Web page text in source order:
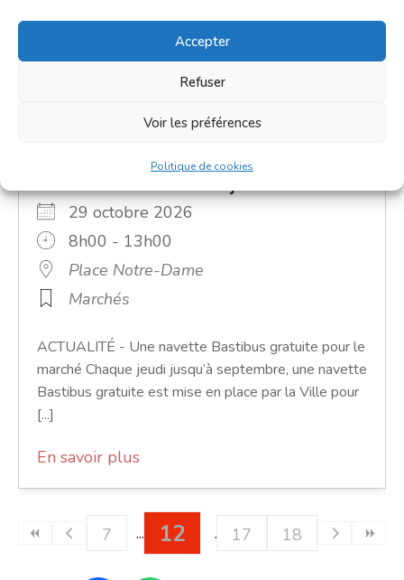
Accepter
Refuser
Voir les préférences
Politique de cookies
Grand marché du jeudi
29 octobre 2026
8h00 - 13h00
Place Notre-Dame
Marchés
ACTUALITÉ - Une navette Bastibus gratuite pour le
marché Chaque jeudi jusqu’à septembre, une navette
Bastibus gratuite est mise en place par la Ville pour
[...]
En savoir plus
7 12 17 18